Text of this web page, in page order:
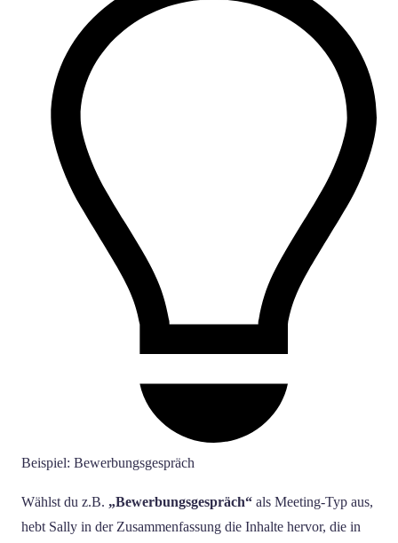
Beispiel: Bewerbungsgespräch
Wählst du z.B. „Bewerbungsgespräch“ als Meeting-Typ aus,
hebt Sally in der Zusammenfassung die Inhalte hervor, die in